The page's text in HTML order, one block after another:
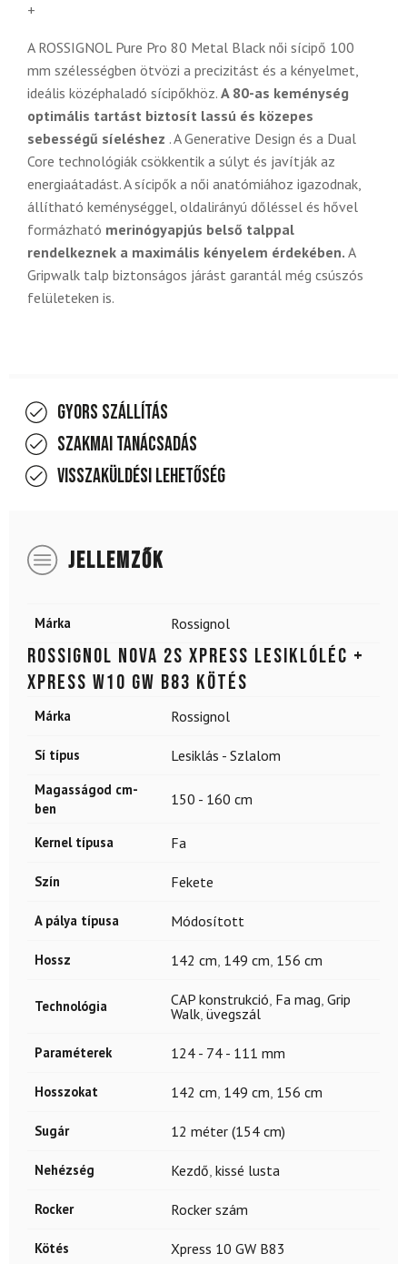
+
A ROSSIGNOL Pure Pro 80 Metal Black női sícipő 100
mm szélességben ötvözi a precizitást és a kényelmet,
ideális középhaladó sícipőkhöz. A 80-as keménység
optimális tartást biztosít lassú és közepes
sebességű síeléshez . A Generative Design és a Dual
Core technológiák csökkentik a súlyt és javítják az
energiaátadást. A sícipők a női anatómiához igazodnak,
állítható keménységgel, oldalirányú dőléssel és hővel
formázható merinógyapjús belső talppal
rendelkeznek a maximális kényelem érdekében. A
Gripwalk talp biztonságos járást garantál még csúszós
felületeken is.
Gyors szállítás
Szakmai tanácsadás
Visszaküldési lehetőség
JELLEMZŐK
Márka Rossignol
ROSSIGNOL Nova 2S XPress lesiklóléc +
XPress W10 GW B83 kötés
Márka Rossignol
Sí típus Lesiklás - Szlalom
Magasságod cm-
ben
150 - 160 cm
Kernel típusa Fa
Szín Fekete
A pálya típusa Módosított
Hossz 142 cm, 149 cm, 156 cm
Technológia CAP konstrukció, Fa mag, Grip
Walk, üvegszál
Paraméterek 124 - 74 - 111 mm
Hosszokat 142 cm, 149 cm, 156 cm
Sugár 12 méter (154 cm)
Nehézség Kezdő, kissé lusta
Rocker Rocker szám
Kötés Xpress 10 GW B83